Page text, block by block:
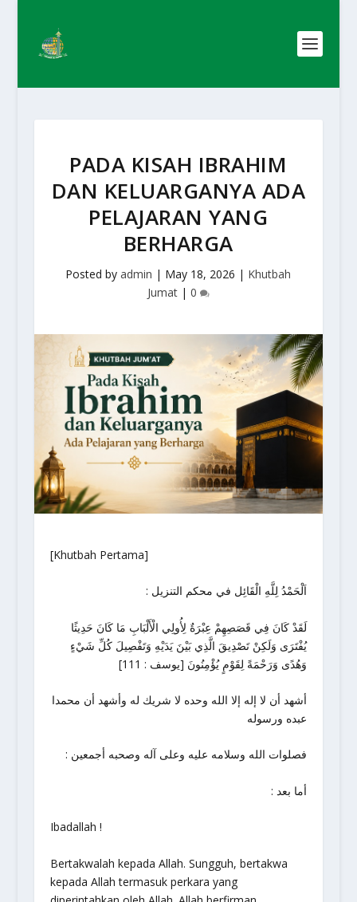
PADA KISAH IBRAHIM
DAN KELUARGANYA ADA
PELAJARAN YANG
BERHARGA
Posted byadmin | May 18, 2026 | Khutbah
Jumat| 0
[Khutbah Pertama]
: اَلْحَمْدُ لِلَّهِ الْقَائِل في محكم التنزيل
لَقَدْ كَانَ فِي قَصَصِهِمْ عِبْرَةٌ لِأُولِي الْأَلْبَابِ مَا كَانَ حَدِيثًا
يُفْتَرَى وَلَكِنْ تَصْدِيقَ الَّذِي بَيْنَ يَدَيْهِ وَتَفْصِيلَ كُلِّ شَيْءٍ
وَهُدًى وَرَحْمَةً لِقَوْمٍ يُؤْمِنُونَ [يوسف : 111]
أشهد أن لا إله إلا الله وحده لا شريك له وأشهد أن محمدا
عبده ورسوله
: فصلوات الله وسلامه عليه وعلى آله وصحبه أجمعين
: أما بعد
Ibadallah !
Bertakwalah kepada Allah. Sungguh, bertakwa
kepada Allah termasuk perkara yang